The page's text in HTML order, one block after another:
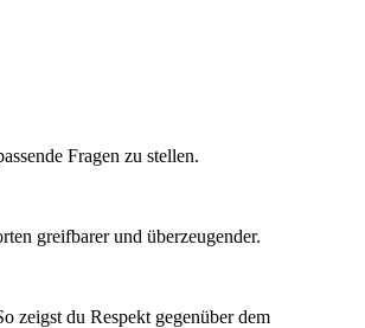
Fragen zu stellen.
greifbarer und überzeugender.
zeigst du Respekt gegenüber dem